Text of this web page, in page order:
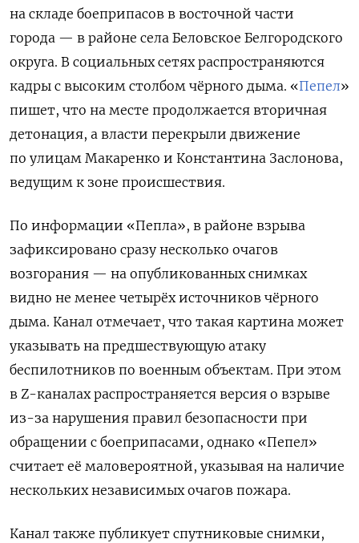
на складе боеприпасов в восточной части
города — в районе села Беловское Белгородского
округа. В социальных сетях распространяются
кадры с высоким столбом чёрного дыма. «Пепел»
пишет, что на месте продолжается вторичная
детонация, а власти перекрыли движение
по улицам Макаренко и Константина Заслонова,
ведущим к зоне происшествия.
По информации «Пепла», в районе взрыва
зафиксировано сразу несколько очагов
возгорания — на опубликованных снимках
видно не менее четырёх источников чёрного
дыма. Канал отмечает, что такая картина может
указывать на предшествующую атаку
беспилотников по военным объектам. При этом
в Z-каналах распространяется версия о взрыве
из-за нарушения правил безопасности при
обращении с боеприпасами, однако «Пепел»
считает её маловероятной, указывая на наличие
нескольких независимых очагов пожара.
Канал также публикует спутниковые снимки,